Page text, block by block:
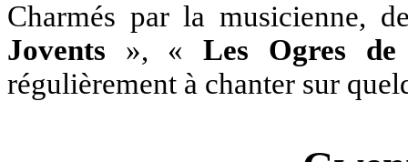
Charmés par la musicienne,
Jovents », «Les Ogres de
régulièrement à chanter sur